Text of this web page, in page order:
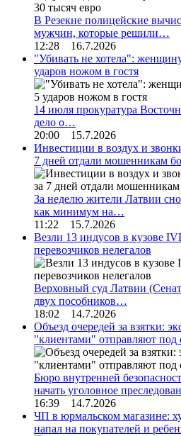
В Резекне полицейские
мужчин, которые решили…
12:28 16.7.2026
"Убивать не хотела":
ударов ножом в гостя
14 июля прокуратура
дело о…
20:00 15.7.2026
Инвестиции в воздух и
7 дней отдали мошенникам
За неделю жители Латвии
как минимум на…
11:22 15.7.2026
Везли 13 индусов в кузове
перевозчиков нелегалов
Верховный суд Латвии
двух пособников…
18:02 14.7.2026
Объезд очередей за взятки:
"клиентами" отправляют под
Бюро внутренней
начать уголовное
16:39 14.7.2026
ЧП в юрмальском магазине:
напал на покупателей и